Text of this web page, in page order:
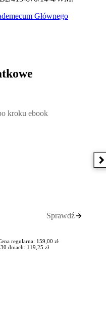
Głównego
ebook, Patrycja Kubiesa -
kroku ebook
Sprawdź
regularna: 159,00 zł
dniach: 119,25 zł